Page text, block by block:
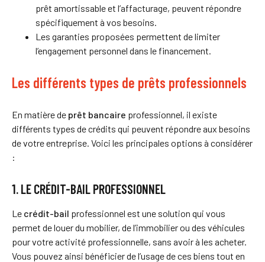
prêt amortissable et l’affacturage, peuvent répondre
spécifiquement à vos besoins.
Les garanties proposées permettent de limiter
l’engagement personnel dans le financement.
Les différents types de prêts professionnels
En matière de prêt bancaire professionnel, il existe
différents types de crédits qui peuvent répondre aux besoins
de votre entreprise. Voici les principales options à considérer
:
1. LE CRÉDIT-BAIL PROFESSIONNEL
Le crédit-bail professionnel est une solution qui vous
permet de louer du mobilier, de l’immobilier ou des véhicules
pour votre activité professionnelle, sans avoir à les acheter.
Vous pouvez ainsi bénéficier de l’usage de ces biens tout en